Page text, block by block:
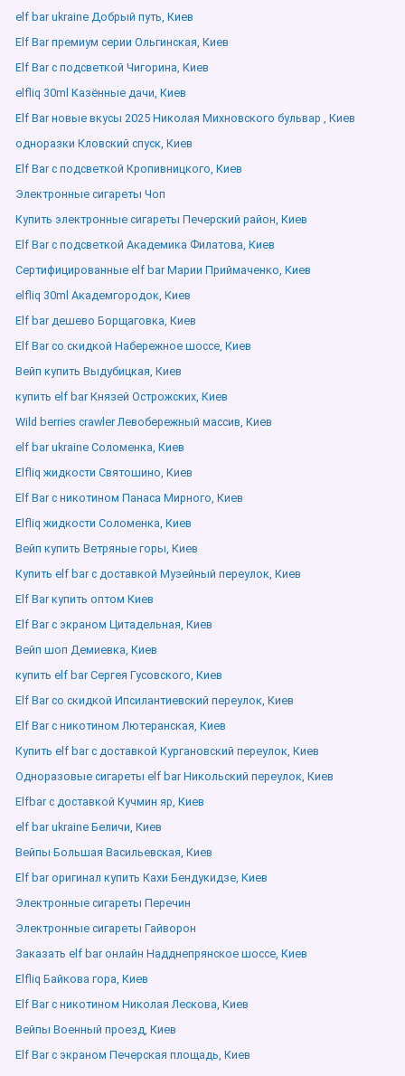
elf bar ukraine Добрый путь, Киев
Elf Bar премиум серии Ольгинская, Киев
Elf Bar с подсветкой Чигорина, Киев
elfliq 30ml Казённые дачи, Киев
Elf Bar новые вкусы 2025 Николая Михновского бульвар , Киев
одноразки Кловский спуск, Киев
Elf Bar с подсветкой Кропивницкого, Киев
Электронные сигареты Чоп
Купить электронные сигареты Печерский район, Киев
Elf Bar с подсветкой Академика Филатова, Киев
Сертифицированные elf bar Марии Приймаченко, Киев
elfliq 30ml Академгородок, Киев
Elf bar дешево Борщаговка, Киев
Elf Bar со скидкой Набережное шоссе, Киев
Вейп купить Выдубицкая, Киев
купить elf bar Князей Острожских, Киев
Wild berries crawler Левобережный массив, Киев
elf bar ukraine Соломенка, Киев
Elfliq жидкости Святошино, Киев
Elf Bar с никотином Панаса Мирного, Киев
Elfliq жидкости Соломенка, Киев
Вейп купить Ветряные горы, Киев
Купить elf bar с доставкой Музейный переулок, Киев
Elf Bar купить оптом Киев
Elf Bar с экраном Цитадельная, Киев
Вейп шоп Демиевка, Киев
купить elf bar Сергея Гусовского, Киев
Elf Bar со скидкой Ипсилантиевский переулок, Киев
Elf Bar с никотином Лютеранская, Киев
Купить elf bar с доставкой Кургановский переулок, Киев
Одноразовые сигареты elf bar Никольский переулок, Киев
Elfbar с доставкой Кучмин яр, Киев
elf bar ukraine Беличи, Киев
Вейпы Большая Васильевская, Киев
Elf bar оригинал купить Кахи Бендукидзе, Киев
Электронные сигареты Перечин
Электронные сигареты Гайворон
Заказать elf bar онлайн Надднепрянское шоссе, Киев
Elfliq Байкова гора, Киев
Elf Bar с никотином Николая Лескова, Киев
Вейпы Военный проезд, Киев
Elf Bar с экраном Печерская площадь, Киев